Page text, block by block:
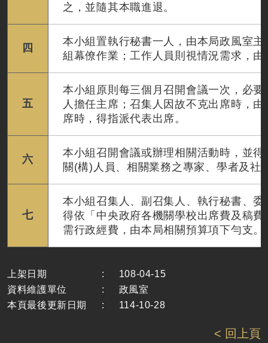
之，並隨其本職進退。
四
本小組置執行秘書一人，由本局政風室
組幕僚作業；工作人員則視情況需求，
五
本小組原則每三個月召開會議一次，必
人擔任主席；召集人因故不克出席時，
席時，得指派代表出席。
六
本小組召開會議或辦理相關活動時，並
關(構)人員、相關業務之專家、學者及社
七
本小組召集人、副召集人、執行秘書、
得依「中央政府各機關學校出席費及稿
需行政經費，由本局相關預算項下勻支。
上架日期 :
108-04-15
資料維護單位
:
政風室
本頁最後更新日期
: 114-10-28
< 回上頁